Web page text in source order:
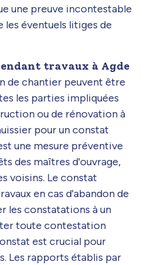
une preuve incontestable
éventuels litiges de
travaux à Agde
de chantier peuvent être
les parties impliquées
ou de rénovation à
pour un constat
une mesure préventive
des maîtres d'ouvrage,
voisins. Le constat
en cas d'abandon de
les constatations à un
toute contestation
est crucial pour
Les rapports établis par